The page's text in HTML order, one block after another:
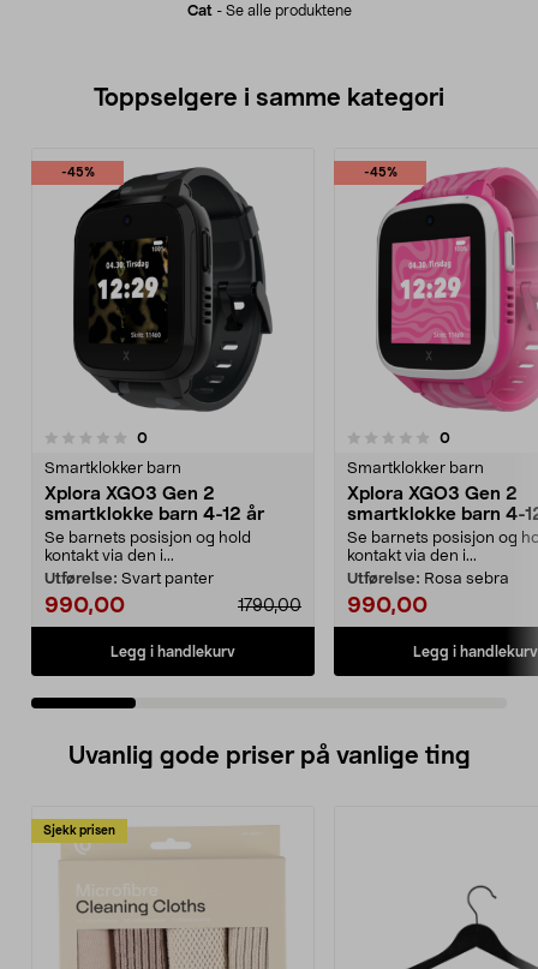
Cat - Se alle produktene
Toppselgere i samme kategori
-45%
0anmeldelser
Smartklokker barn
Xplora XGO3 Gen 2
smartklokke barn 4-12 år
Se barnets posisjon og hold
kontakt via den i...
Utførelse: Svart panter
990,00 1790,00
Legg i handlekurv
-45%
0.0 av 5 stjerner 0anmeldelser
Smartklokker barn
Xplora XGO3 Gen 2
smartklokke barn 4-
Se barnets posisjon og
kontakt via den i...
Utførelse: Rosa sebra
990,00
Legg i handlekurv
0.0 av 5 stjerner
Uvanlig gode priser på vanlige ting
Sjekk prisen